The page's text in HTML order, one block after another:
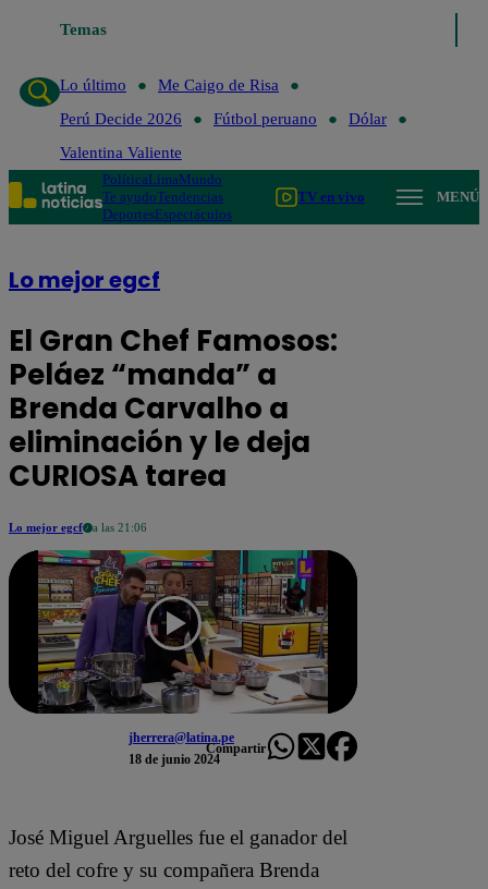
Temas
Lo último
Lo último
Me Caigo de Risa
Perú Decide 2026
Fútbol peruano
Dólar
Valentina Valiente
PolíticaLimaMundo
Te ayudoTendencias
DeportesEspectáculos
TV en vivo MENÚ
Lo mejor egcf
El Gran Chef Famosos:
Peláez “manda” a
Brenda Carvalho a
eliminación y le deja
CURIOSA tarea
Lo mejor egcf a las 21:06
jherrera@latina.pe
18 de junio 2024
Compartir
José Miguel Arguelles fue el ganador del
reto del cofre y su compañera Brenda